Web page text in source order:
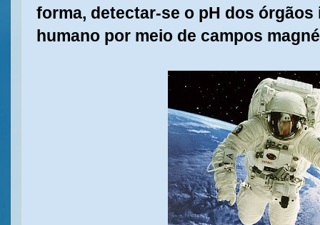
forma, detectar-se o pH dos
humano por meio de campos